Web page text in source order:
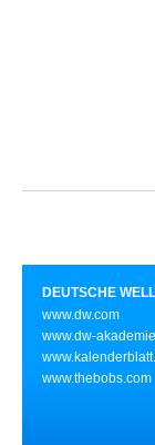
DEUTSCHE
www.dw.com
www.dw-
www.thebobs.com